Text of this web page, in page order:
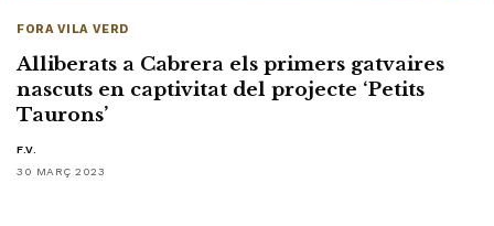
FORA VILA VERD
Alliberats a Cabrera els primers gatvaires
nascuts en captivitat del projecte ‘Petits
Taurons’
F.V.
30 MARÇ 2023